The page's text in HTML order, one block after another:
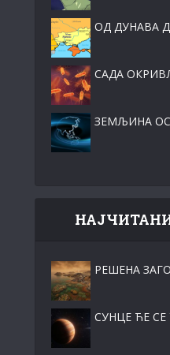
ОД ДУНАВА
САДА
ЗЕМЉИНА
РЕШЕНА
СУНЦЕ ЋЕ